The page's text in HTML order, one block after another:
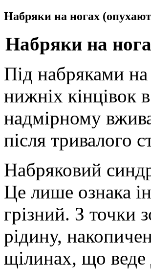
Набряки на ногах
Набряки на
Під набряками на
нижніх кінцівок
надмірному
після тривалого
Набряковий
Це лише ознака
грізний. З точки
рідину,
щілинах, що веде